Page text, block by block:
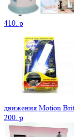
410. p
движения Motion
200. p